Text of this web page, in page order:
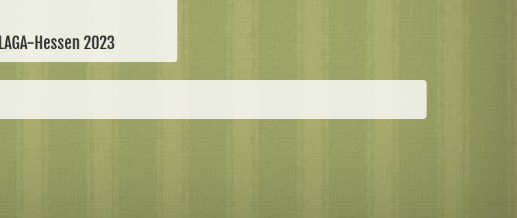
LAGA-Hessen 2023